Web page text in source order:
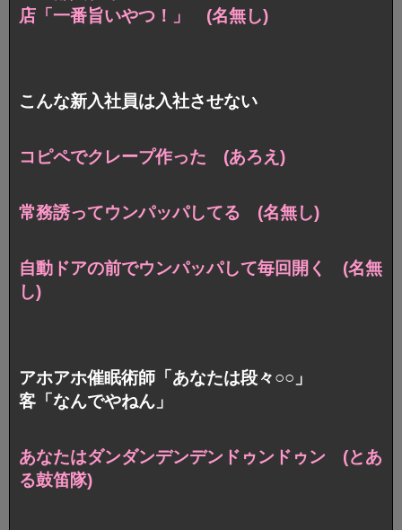
店「一番旨いやつ！」 (名無し)
こんな新入社員は入社させない
コピペでクレープ作った (あろえ)
常務誘ってウンパッパしてる (名無し)
自動ドアの前でウンパッパして毎回開く (名無
し)
アホアホ催眠術師「あなたは段々○○」
客「なんでやねん」
あなたはダンダンデンデンドゥンドゥン (とあ
る鼓笛隊)